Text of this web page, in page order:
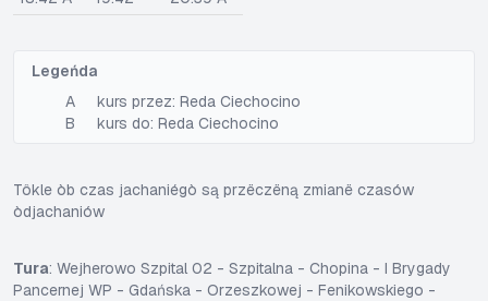
Legeńda
A
kurs przez: Reda Ciechocino
B
kurs do: Reda Ciechocino
Tôkle òb czas jachaniégò są przëczëną zmianë czasów
òdjachaniów
Tura: Wejherowo Szpital 02 - Szpitalna - Chopina - I Brygady
Pancernej WP - Gdańska - Orzeszkowej - Fenikowskiego -